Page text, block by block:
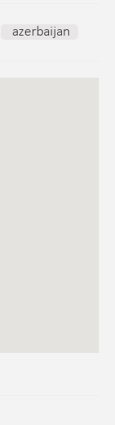
azerbaijan